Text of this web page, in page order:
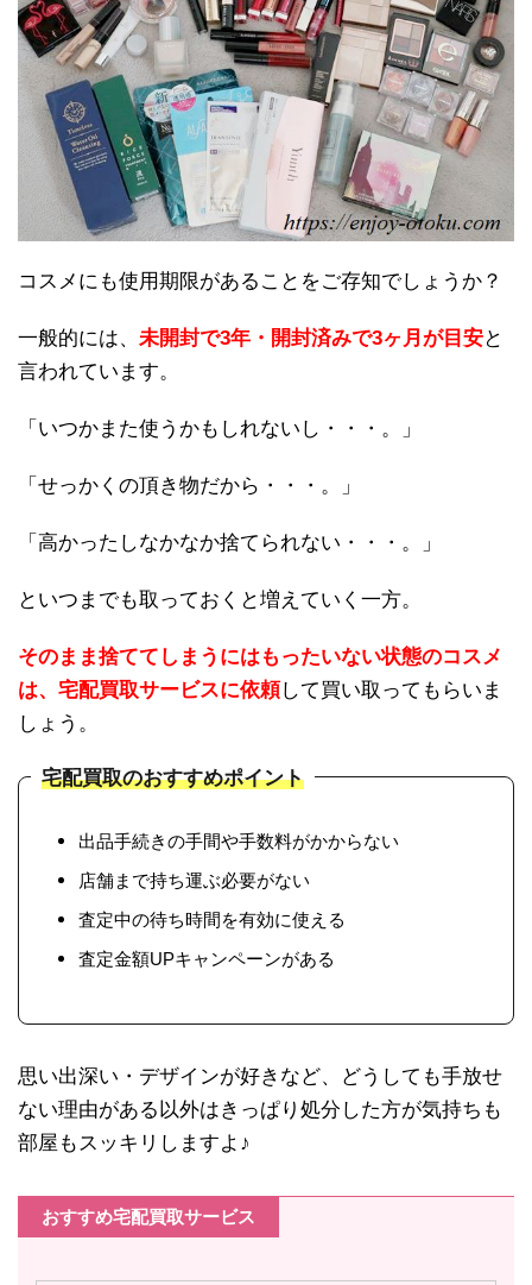
コスメにも使用期限があることをご存知でしょうか？
一般的には、 未開封で3年・開封済みで3ヶ月が目安と
言われています。
「いつかまた使うかもしれないし・・・。」
「せっかくの頂き物だから・・・。」
「高かったしなかなか捨てられない・・・。」
といつまでも取っておくと増えていく一方。
そのまま捨ててしまうにはもったいない状態のコスメ
は、宅配買取サービスに依頼して買い取ってもらいま
しょう。
宅配買取のおすすめポイント
出品手続きの手間や手数料がかからない
店舗まで持ち運ぶ必要がない
査定中の待ち時間を有効に使える
査定金額UPキャンペーンがある
思い出深い・デザインが好きなど、どうしても手放せ
ない理由がある以外はきっぱり処分した方が気持ちも
部屋もスッキリしますよ♪
おすすめ宅配買取サービス